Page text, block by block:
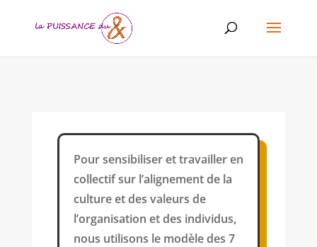
Pour sensibiliser et travailler en
collectif sur l’alignement de la
culture et des valeurs de
l’organisation et des individus,
nous utilisons le modèle des 7